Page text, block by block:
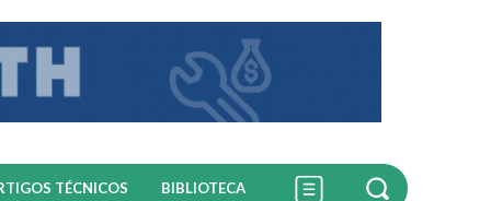
TÉCNICOS BIBLIOTECA